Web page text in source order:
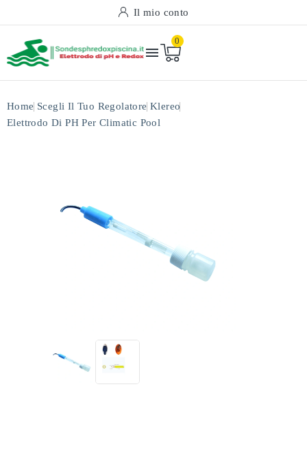
Il mio conto

0
Home Scegli Il Tuo Regolatore Klereo
Elettrodo Di PH Per Climatic Pool